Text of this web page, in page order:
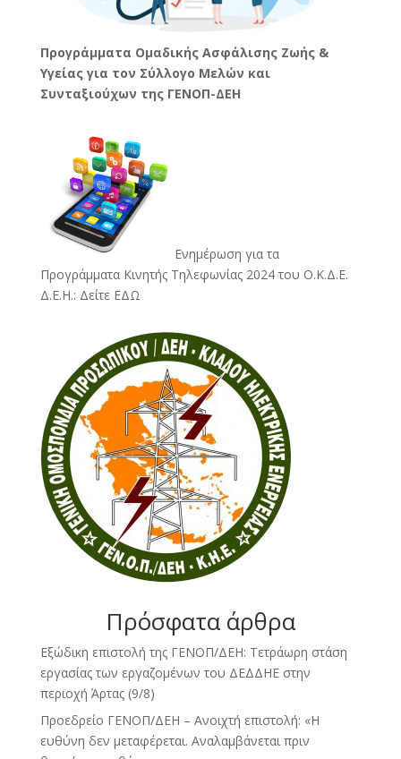
Προγράμματα Ομαδικής Ασφάλισης Ζωής &
Υγείας για τον Σύλλογο Μελών και
Συνταξιούχων της ΓΕΝΟΠ-ΔΕΗ
Ενημέρωση για τα
Προγράμματα Κινητής Τηλεφωνίας 2024 του Ο.Κ.Δ.Ε.
Δ.Ε.Η.: Δείτε ΕΔΩ
Πρόσφατα άρθρα
Εξώδικη επιστολή της ΓΕΝΟΠ/ΔΕΗ: Τετράωρη στάση
εργασίας των εργαζομένων του ΔΕΔΔΗΕ στην
περιοχή Άρτας (9/8)
Προεδρείο ΓΕΝΟΠ/ΔΕΗ – Ανοιχτή επιστολή: «Η
ευθύνη δεν μεταφέρεται. Αναλαμβάνεται πριν